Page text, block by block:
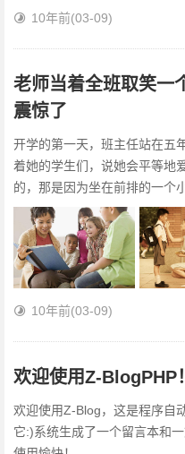
相伴。而犹太人说，他要一部
10年前(03-09)
老师当着全班取笑一
震惊了
开学的第一天，班主任站在五
着她的学生们，说她会平等地
的，那是因为坐在前排的一个
10年前(03-09)
欢迎使用Z-BlogPHP！
欢迎使用Z-Blog，这是程序自
它:)系统生成了一个留言本和